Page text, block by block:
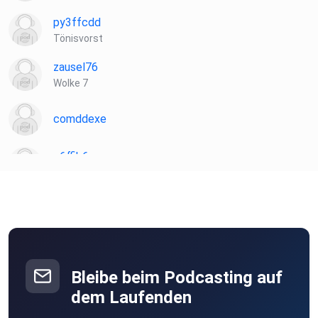
py3ffcdd
Tönisvorst
zausel76
Wolke 7
comddexe
e6ffib6a
pmgps854
Bleibe beim Podcasting auf
dem Laufenden